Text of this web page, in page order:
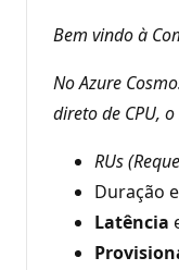
u
t
ã
o
Bem vindo à
No Azure
direto de CPU,
RUs
Duração
Latência